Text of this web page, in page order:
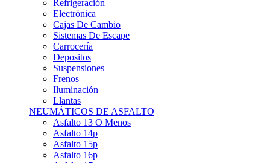
Cajas De Cambio
Sistemas De Escape
Carrocería
Depositos
Suspensiones
Frenos
Iluminación
Llantas
NEUMÁTICOS DE ASFALTO
Asfalto 13 O Menos
Asfalto 14p
Asfalto 15p
Asfalto 16p
Asfalto 17p